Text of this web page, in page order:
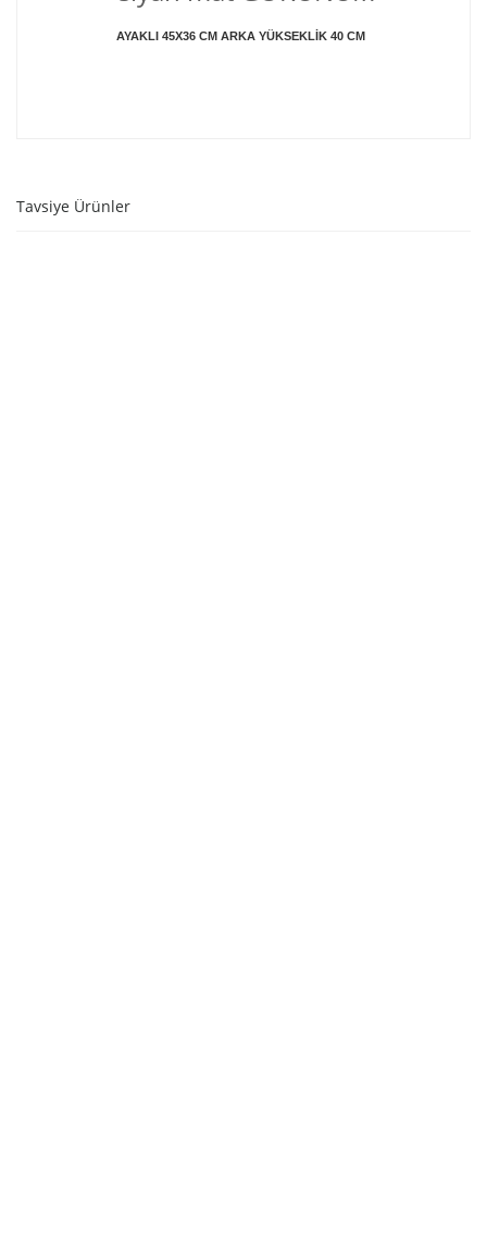
AYAKLI 45X36 CM ARKA YÜKSEKLİK 40 CM
Tavsiye Ürünler